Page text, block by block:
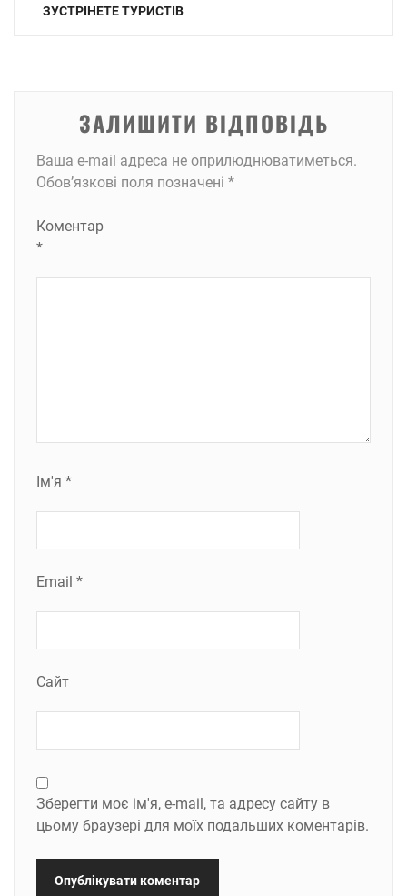
записів
ЗУСТРІНЕТЕ ТУРИСТІВ
ЗАЛИШИТИ ВІДПОВІДЬ
Ваша e-mail адреса не оприлюднюватиметься.
Обов’язкові поля позначені *
Коментар
*
Ім'я *
Email *
Сайт
Зберегти моє ім'я, e-mail, та адресу сайту в
цьому браузері для моїх подальших коментарів.